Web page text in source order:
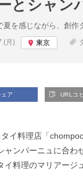
とシャン
夏を感じながら、創作
(月) 東京
ェア URLコ
イ料理店「
ャンパーニュに合
料理のマリアージ